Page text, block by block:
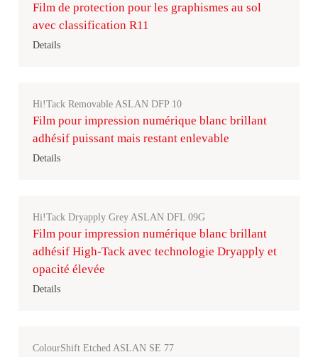
Film de protection pour les graphismes au sol
avec classification R11
Details
Hi!Tack Removable ASLAN DFP 10
Film pour impression numérique blanc brillant
adhésif puissant mais restant enlevable
Details
Hi!Tack Dryapply Grey ASLAN DFL 09G
Film pour impression numérique blanc brillant
adhésif High-Tack avec technologie Dryapply et
opacité élevée
Details
ColourShift Etched ASLAN SE 77